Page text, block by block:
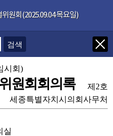
원회(2025.09.04 목요일)
시회)
원회회의록
제2호
세종특별자치시의회사무처
실